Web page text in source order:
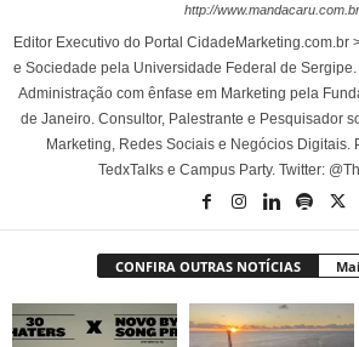
http://www.mandacaru.com.br
Editor Executivo do Portal CidadeMarketing.com.br
e Sociedade pela Universidade Federal de
Administração com ênfase em Marketing pela
de Janeiro. Consultor, Palestrante e Pesquisador
Marketing, Redes Sociais e Negócios Digitais.
TedxTalks e Campus Party. Twitter:
CONFIRA OUTRAS NOTÍCIAS